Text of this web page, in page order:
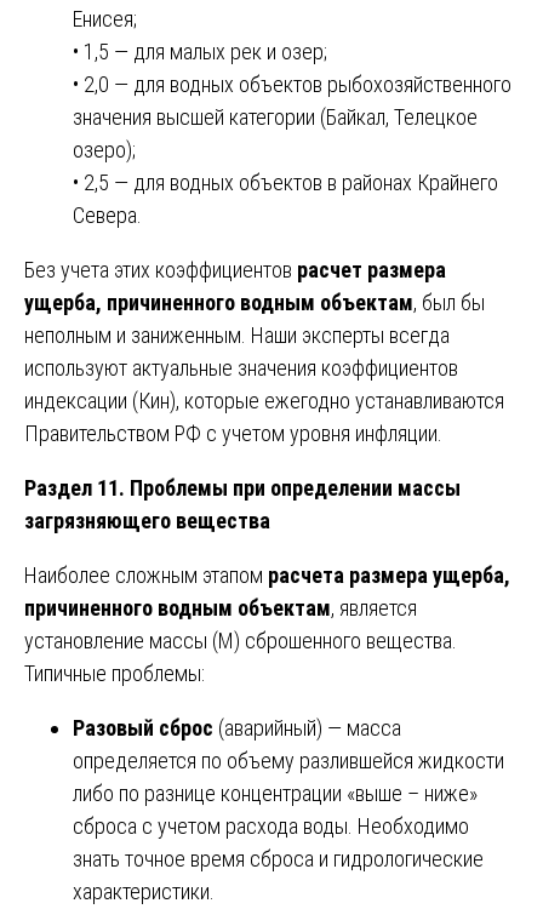
Енисея;
• 1,5 — для малых рек и озер;
• 2,0 — для водных объектов рыбохозяйственного
значения высшей категории (Байкал, Телецкое
озеро);
• 2,5 — для водных объектов в районах Крайнего
Севера.
Без учета этих коэффициентов расчет размера
ущерба, причиненного водным объектам, был бы
неполным и заниженным. Наши эксперты всегда
используют актуальные значения коэффициентов
индексации (Кин), которые ежегодно устанавливаются
Правительством РФ с учетом уровня инфляции.
Раздел 11. Проблемы при определении массы
загрязняющего вещества
Наиболее сложным этапом расчета размера ущерба,
причиненного водным объектам, является
установление массы (М) сброшенного вещества.
Типичные проблемы:
Разовый сброс (аварийный) — масса
определяется по объему разлившейся жидкости
либо по разнице концентрации «выше – ниже»
сброса с учетом расхода воды. Необходимо
знать точное время сброса и гидрологические
характеристики.